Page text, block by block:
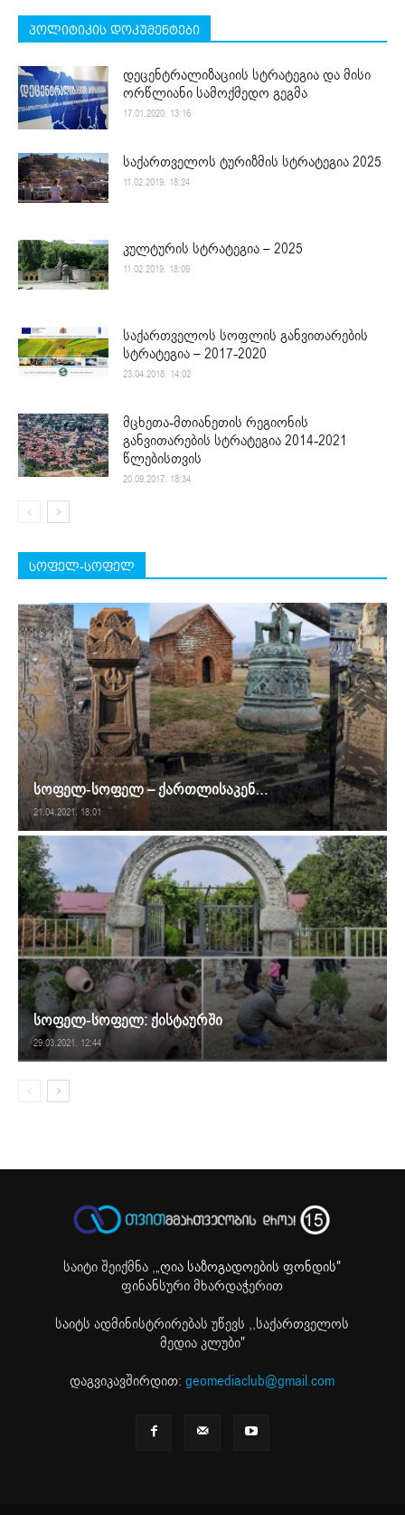
პოლიტიკის დოკუმენტები
დეცენტრალიზაციის სტრატეგია და მისი
ორწლიანი სამოქმედო გეგმა
17.01.2020. 13:16
საქართველოს ტურიზმის სტრატეგია 2025
11.02.2019. 18:24
კულტურის სტრატეგია – 2025
11.02.2019. 18:09
საქართველოს სოფლის განვითარების
სტრატეგია – 2017-2020
23.04.2018. 14:02
მცხეთა-მთიანეთის რეგიონის
განვითარების სტრატეგია 2014-2021
წლებისთვის
20.09.2017. 18:34
სოფელ-სოფელ
სოფელ-სოფელ – ქართლისაკენ…
21.04.2021. 18:01
სოფელ-სოფელ: ქისტაურში
29.03.2021. 12:44
საიტი შეიქმნა ,„ღია საზოგადოების ფონდის"
ფინანსური მხარდაჭერით
საიტს ადმინისტრირებას უწევს ,,საქართველოს
მედია კლუბი"
დაგვიკავშირდით:geomediaclub@gmail.com